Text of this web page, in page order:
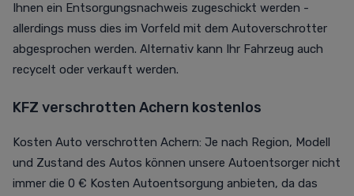
Ihnen ein Entsorgungsnachweis zugeschickt werden -
allerdings muss dies im Vorfeld mit dem Autoverschrotter
abgesprochen werden. Alternativ kann Ihr Fahrzeug auch
recycelt oder verkauft werden.
KFZ verschrotten Achern kostenlos
Kosten Auto verschrotten Achern: Je nach Region, Modell
und Zustand des Autos können unsere Autoentsorger nicht
immer die 0 € Kosten Autoentsorgung anbieten, da das